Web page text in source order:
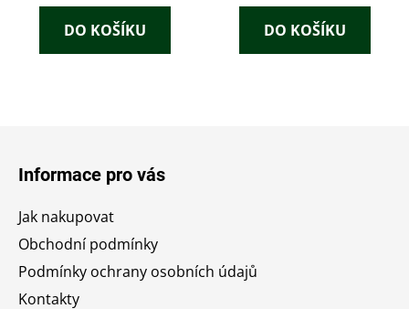
DO KOŠÍKU DO KOŠÍKU
Informace pro vás
Jak nakupovat
Obchodní podmínky
Podmínky ochrany osobních údajů
Kontakty